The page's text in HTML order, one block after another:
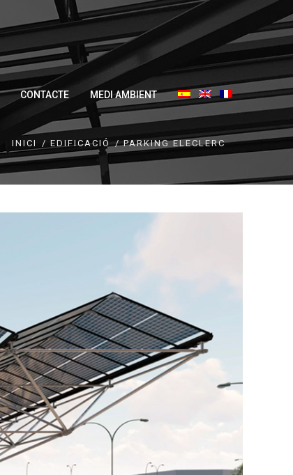
CONTACTE MEDI AMBIENT
INICI EDIFICACIÓ PARKING ELECLERC